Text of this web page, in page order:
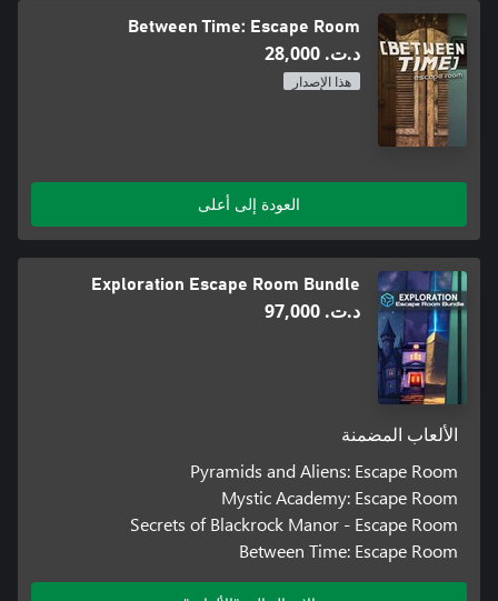
Between Time: Escape Room
د.ت.‏ 28,000
هذا الإصدار
العودة إلى أعلى
Exploration Escape Room Bundle
د.ت.‏ 97,000
الألعاب المضمنة
Pyramids and Aliens: Escape Room
Mystic Academy: Escape Room
Secrets of Blackrock Manor - Escape Room
Between Time: Escape Room